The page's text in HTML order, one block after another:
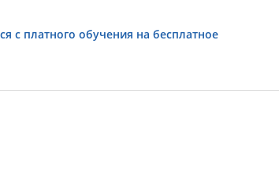
с платного обучения на бесплатное